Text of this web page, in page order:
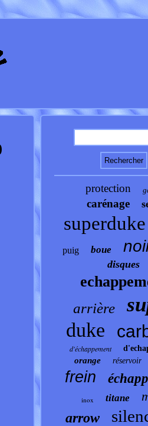
protection
carénage
superduke
puig boue
disques
arrière
duke
d'échappement
orange réservoir
frein
inox titane
arrow